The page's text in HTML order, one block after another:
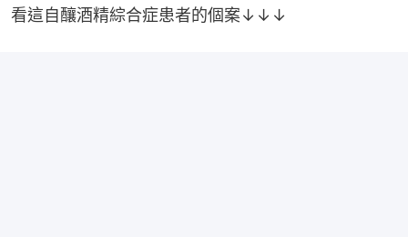
看這自釀酒精綜合症患者的個案↓↓↓